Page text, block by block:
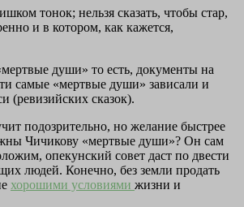
тонок; нельзя сказать, чтобы стар,
и в котором, как кажется,
души» то есть, документы на
самые «мертвые души» зависали и
(ревизийских сказок).
подозрительно, но желание быстрее
Чичикову «мертвые души»? Он сам
опекунский совет даст по двести
людей. Конечно, без земли продать
хорошими условиями жизни и